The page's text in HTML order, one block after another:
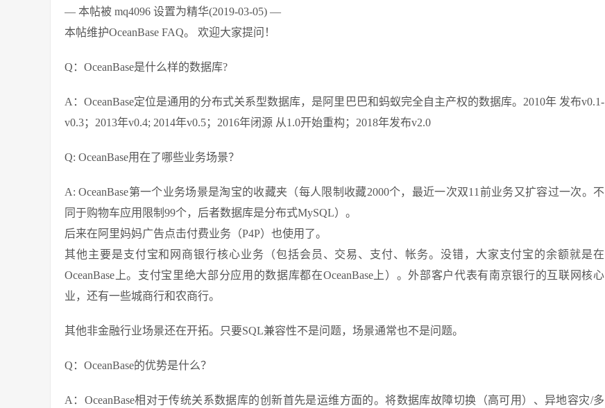
— 本帖被 mq4096 设置为精华(2019-03-05) —
本帖维护OceanBase FAQ。 欢迎大家提问！
Q：OceanBase是什么样的数据库?
A：OceanBase定位是通用的分布式关系型数据库，是阿里巴巴和蚂蚁完全自主产权的数据库。2010年 发布v0.1-
v0.3；2013年v0.4; 2014年v0.5；2016年闭源 从1.0开始重构；2018年发布v2.0
Q: OceanBase用在了哪些业务场景？
A: OceanBase第一个业务场景是淘宝的收藏夹（每人限制收藏2000个，最近一次双11前业务又扩容过一次。不
同于购物车应用限制99个，后者数据库是分布式MySQL）。
后来在阿里妈妈广告点击付费业务（P4P）也使用了。
其他主要是支付宝和网商银行核心业务（包括会员、交易、支付、帐务。没错，大家支付宝的余额就是在
OceanBase上。支付宝里绝大部分应用的数据库都在OceanBase上）。外部客户代表有南京银行的互联网核心
业，还有一些城商行和农商行。
其他非金融行业场景还在开拓。只要SQL兼容性不是问题，场景通常也不是问题。
Q：OceanBase的优势是什么？
A：OceanBase相对于传统关系数据库的创新首先是运维方面的。将数据库故障切换（高可用）、异地容灾/多